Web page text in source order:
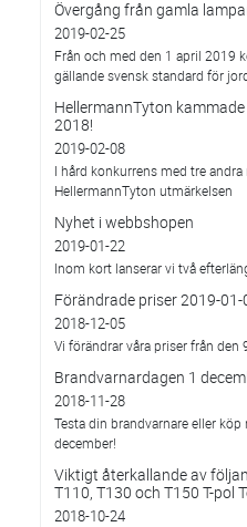
Övergång från gamla
2019-02-25
Från och med den 1 april 2019
gällande svensk standard för
HellermannTyton
2018!
2019-02-08
I hård konkurrens med tre
HellermannTyton utmärkelsen
Nyhet i webbshopen
2019-01-22
Inom kort lanserar vi två
Förändrade priser 2019-01-
2018-12-05
Vi förändrar våra priser från den
Brandvarnardagen 1
2018-11-28
Testa din brandvarnare eller
december!
Viktigt återkallande av
T110, T130 och T150 T-pol
2018-10-24